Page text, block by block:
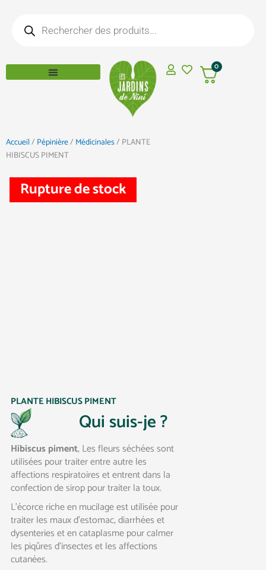
contenuproduits
0
Accueil/ Pépinière/ Médicinales/ PLANTE
HIBISCUS PIMENT
Rupture de stock
PLANTE HIBISCUS PIMENT
Qui suis-je ?
Hibiscus piment, Les fleurs séchées sont
utilisées pour traiter entre autre les
affections respiratoires et entrent dans la
confection de sirop pour traiter la toux.
L’écorce riche en mucilage est utilisée pour
traiter les maux d’estomac, diarrhées et
dysenteries et en cataplasme pour calmer
les piqûres d’insectes et les affections
cutanées.